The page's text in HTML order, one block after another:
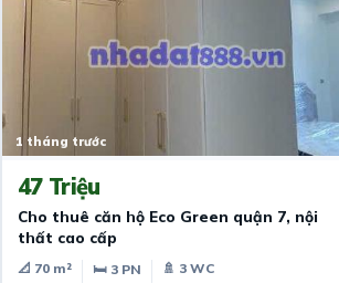
1 tháng trước
47 Triệu
Cho thuê căn hộ Eco Green quận 7, nội
thất cao cấp
📐 70 m² 🛏 3 PN
🚿 3 WC